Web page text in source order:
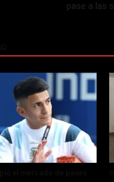
pase a las